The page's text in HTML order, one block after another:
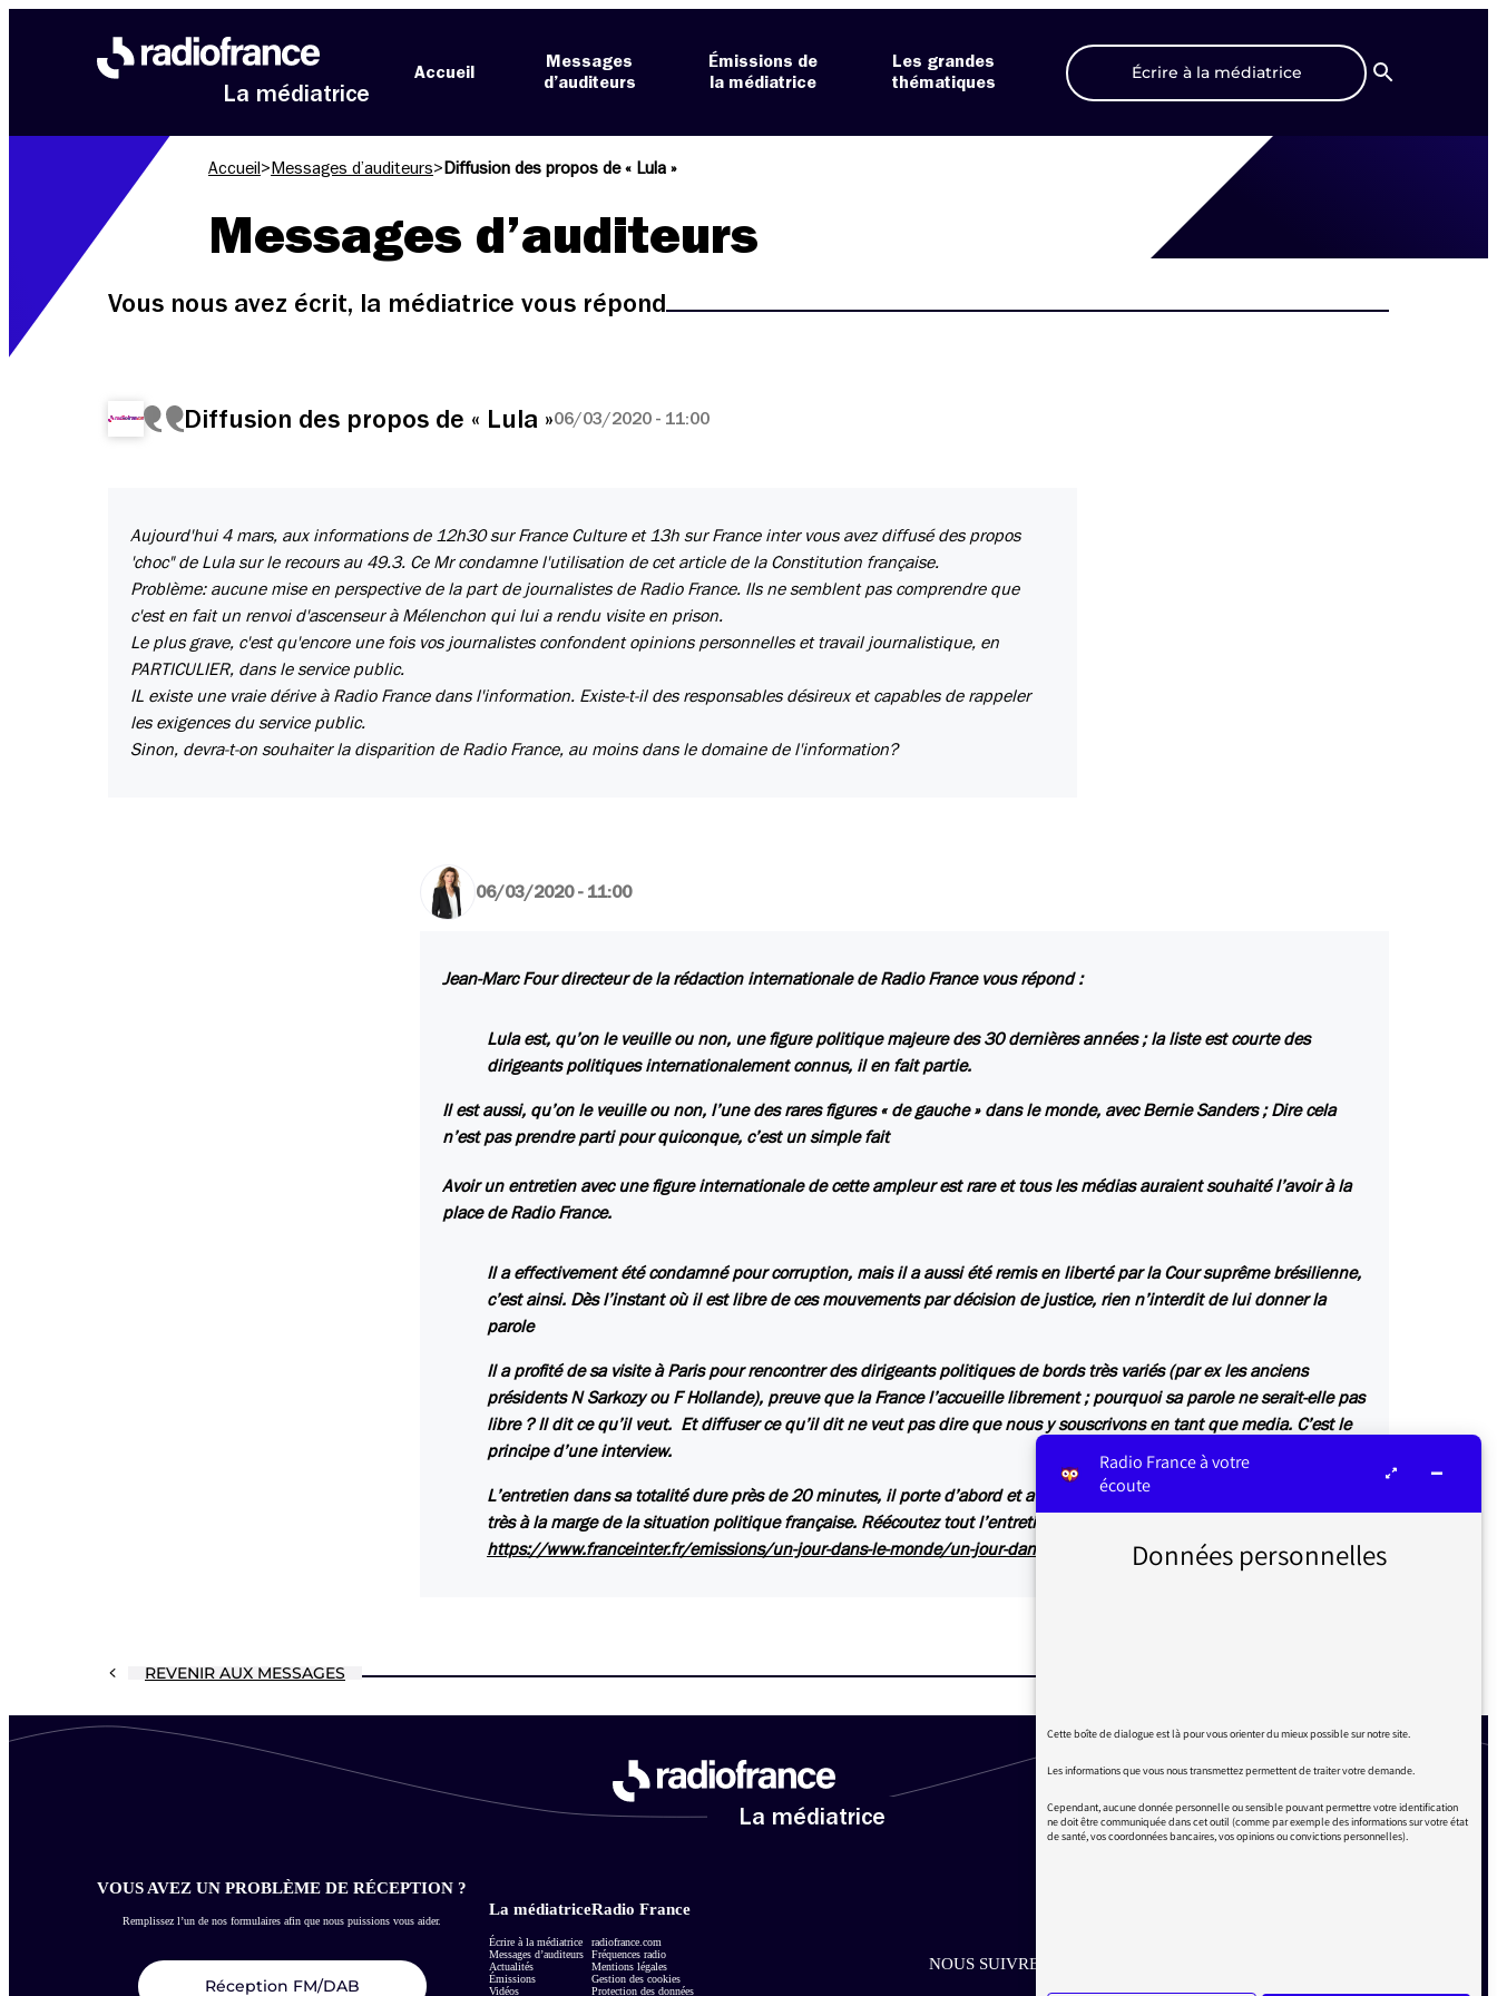
La médiatrice
Accueil
Messages
d’auditeurs
Émissions de
la médiatrice
Les grandes
thématiques
Écrire à la médiatrice
Recherche
Accueil > Messages d’auditeurs> Diffusion des propos de « Lula »
Messages d’auditeurs
Vous nous avez écrit, la médiatrice vous répond
Diffusion des propos de « Lula »06/03/2020 - 11:00
Aujourd'hui 4 mars, aux informations de 12h30 sur France Culture et 13h sur France inter vous avez diffusé des propos
'choc" de Lula sur le recours au 49.3. Ce Mr condamne l'utilisation de cet article de la Constitution française.
Problème: aucune mise en perspective de la part de journalistes de Radio France. Ils ne semblent pas comprendre que
c'est en fait un renvoi d'ascenseur à Mélenchon qui lui a rendu visite en prison.
Le plus grave, c'est qu'encore une fois vos journalistes confondent opinions personnelles et travail journalistique, en
PARTICULIER, dans le service public.
IL existe une vraie dérive à Radio France dans l'information. Existe-t-il des responsables désireux et capables de rappeler
les exigences du service public.
Sinon, devra-t-on souhaiter la disparition de Radio France, au moins dans le domaine de l'information?
06/03/2020 - 11:00
Jean-Marc Four directeur de la rédaction internationale de Radio France vous répond :
Lula est, qu’on le veuille ou non, une figure politique majeure des 30 dernières années ; la liste est courte des
dirigeants politiques internationalement connus, il en fait partie.
Il est aussi, qu’on le veuille ou non, l’une des rares figures « de gauche » dans le monde, avec Bernie Sanders ; Dire cela
n’est pas prendre parti pour quiconque, c’est un simple fait
Avoir un entretien avec une figure internationale de cette ampleur est rare et tous les médias auraient souhaité l’avoir à la
place de Radio France.
Il a effectivement été condamné pour corruption, mais il a aussi été remis en liberté par la Cour suprême brésilienne,
c’est ainsi. Dès l’instant où il est libre de ces mouvements par décision de justice, rien n’interdit de lui donner la
parole
Il a profité de sa visite à Paris pour rencontrer des dirigeants politiques de bords très variés (par ex les anciens
présidents N Sarkozy ou F Hollande), preuve que la France l’accueille librement ; pourquoi sa parole ne serait-elle pas
libre ? Il dit ce qu’il veut. Et diffuser ce qu’il dit ne veut pas dire que nous y souscrivons en tant que media. C’est le
principe d’une interview.
L’entretien dans sa totalité dure près de 20 minutes, il porte d’abord et avant tout sur Bolsonaro et l’Amazonie, et
très à la marge de la situation politique française. Réécoutez tout l’entretien, diffusé ici sur Inter
https://www.franceinter.fr/emissions/un-jour-dans-le-monde/un-jour-dans-le-monde-04-mars-2020
REVENIR AUX MESSAGES
La médiatrice
VOUS AVEZ UN PROBLÈME DE RÉCEPTION ?
Remplissez l’un de nos formulaires afin que nous puissions vous aider.
Réception FM/DAB
La médiatrice
Écrire à la médiatrice
Messages d’auditeurs
Actualités
Émissions
Vidéos
Radio France
radiofrance.com
Fréquences radio
Mentions légales
Gestion des cookies
Protection des données
NOUS SUIVRE SUR LES RÉSEAUX
Radio France à votre
écoute
Données personnelles
Cette boîte de dialogue est là pour vous orienter du mieux possible sur notre site.
Les informations que vous nous transmettez permettent de traiter votre demande.
Cependant, aucune donnée personnelle ou sensible pouvant permettre votre identification
ne doit être communiquée dans cet outil (comme par exemple des informations sur votre état
de santé, vos coordonnées bancaires, vos opinions ou convictions personnelles).